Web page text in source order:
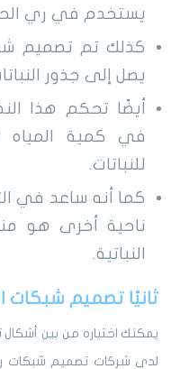
يستخدم في ري
كذلك تم تصميم
يصل إلى جذور
أيضًا تحكم هذا
في كمية المياه
للنباتات.
كما أنه ساعد في
ناحية أخرى هو
النباتية.
ثانيًا تصميم شبكات
يمكنك اختياره من بين
لدى شركات تصميم شبكات